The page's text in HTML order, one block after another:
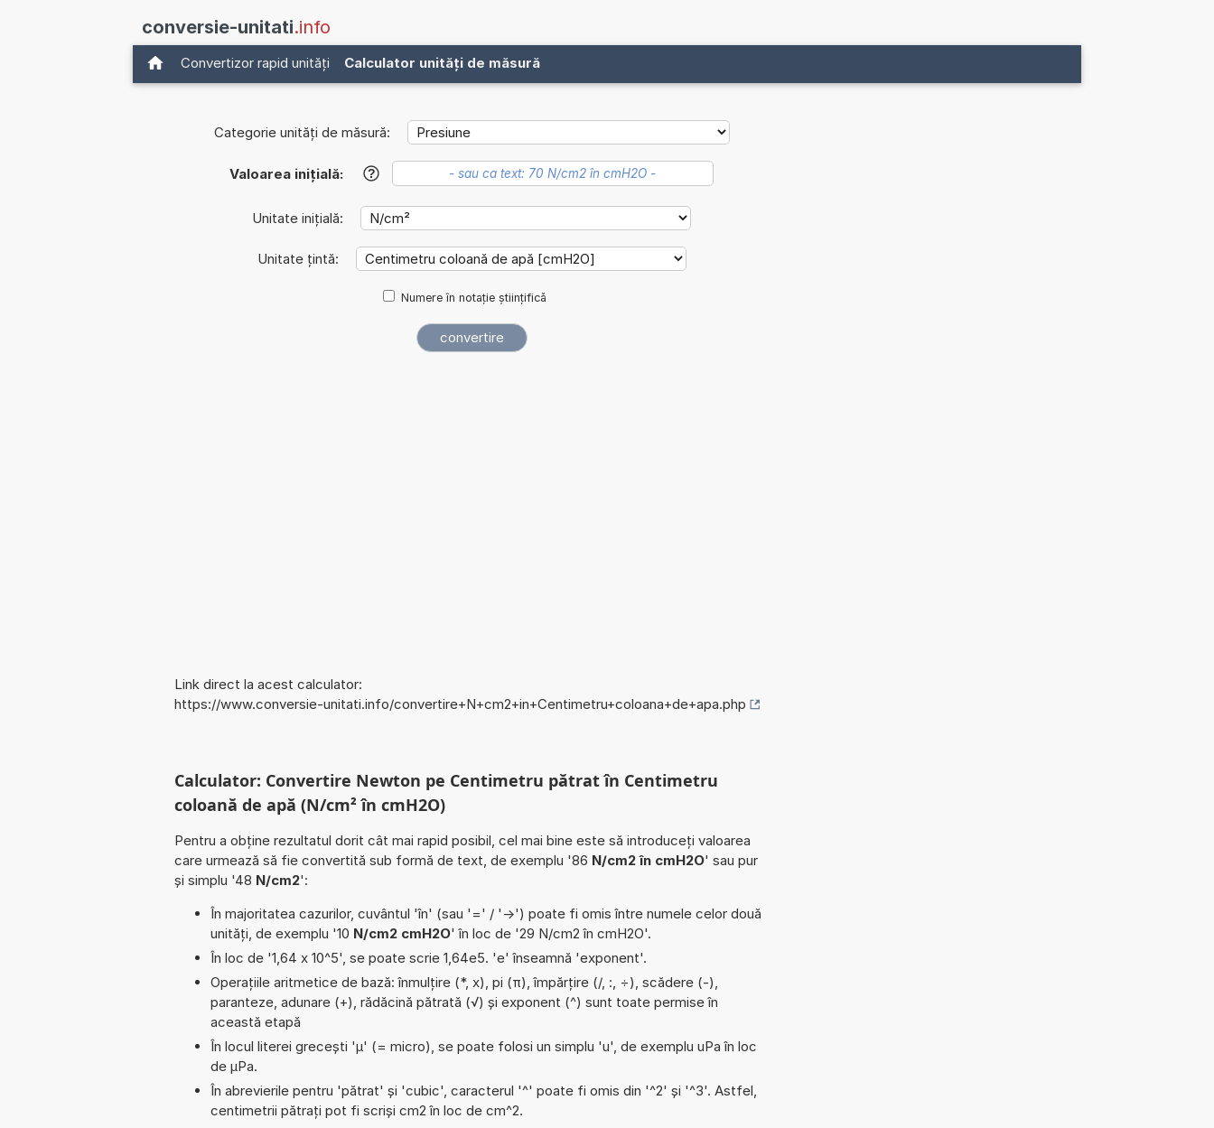
conversie-unitati.info
Convertizor rapid unități Calculator unități de măsură
Categorie unități de măsură:
Valoarea inițială: ?
Unitate inițială:
Unitate țintă:
Numere în notație științifică
Link direct la acest calculator:
https://www.conversie-unitati.info/convertire+N+cm2+in+Centimetru+coloana+de+apa.php
Calculator: Convertire Newton pe Centimetru pătrat în Centimetru
coloană de apă (N/cm² în cmH2O)
Pentru a obține rezultatul dorit cât mai rapid posibil, cel mai bine este să introduceți valoarea
care urmează să fie convertită sub formă de text, de exemplu '86 N/cm2 în cmH2O' sau pur
și simplu '48 N/cm2':
În majoritatea cazurilor, cuvântul 'în' (sau '=' / '->') poate fi omis între numele celor două
unități, de exemplu '10 N/cm2 cmH2O' în loc de '29 N/cm2 în cmH2O'.
În loc de '1,64 x 10^5', se poate scrie 1,64e5. 'e' înseamnă 'exponent'.
Operațiile aritmetice de bază: înmulțire (*, x), pi (π), împărțire (/, :, ÷), scădere (-),
paranteze, adunare (+), rădăcină pătrată (√) și exponent (^) sunt toate permise în
această etapă
În locul literei grecești 'µ' (= micro), se poate folosi un simplu 'u', de exemplu uPa în loc
de µPa.
În abrevierile pentru 'pătrat' și 'cubic', caracterul '^' poate fi omis din '^2' și '^3'. Astfel,
centimetrii pătrați pot fi scriși cm2 în loc de cm^2.